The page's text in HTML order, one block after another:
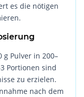
es die nötigen
g Pulver in 200–
Portionen sind
zu erzielen.
nach dem